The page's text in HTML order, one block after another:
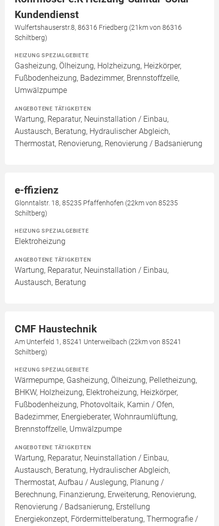
Kundendienst
Wulfertshauserstr.8, 86316 Friedberg (21km von 86316
Schiltberg)
HEIZUNG SPEZIALGEBIETE
Gasheizung, Ölheizung, Holzheizung, Heizkörper,
Fußbodenheizung, Badezimmer, Brennstoffzelle,
Umwälzpumpe
ANGEBOTENE TÄTIGKEITEN
Wartung, Reparatur, Neuinstallation / Einbau,
Austausch, Beratung, Hydraulischer Abgleich,
Thermostat, Renovierung, Renovierung / Badsanierung
e-ffizienz
Glonntalstr. 18, 85235 Pfaffenhofen (22km von 85235
Schiltberg)
HEIZUNG SPEZIALGEBIETE
Elektroheizung
ANGEBOTENE TÄTIGKEITEN
Wartung, Reparatur, Neuinstallation / Einbau,
Austausch, Beratung
CMF Haustechnik
Am Unterfeld 1, 85241 Unterweilbach (22km von 85241
Schiltberg)
HEIZUNG SPEZIALGEBIETE
Wärmepumpe, Gasheizung, Ölheizung, Pelletheizung,
BHKW, Holzheizung, Elektroheizung, Heizkörper,
Fußbodenheizung, Photovoltaik, Kamin / Ofen,
Badezimmer, Energieberater, Wohnraumlüftung,
Brennstoffzelle, Umwälzpumpe
ANGEBOTENE TÄTIGKEITEN
Wartung, Reparatur, Neuinstallation / Einbau,
Austausch, Beratung, Hydraulischer Abgleich,
Thermostat, Aufbau / Auslegung, Planung /
Berechnung, Finanzierung, Erweiterung, Renovierung,
Renovierung / Badsanierung, Erstellung
Energiekonzept, Fördermittelberatung, Thermografie /